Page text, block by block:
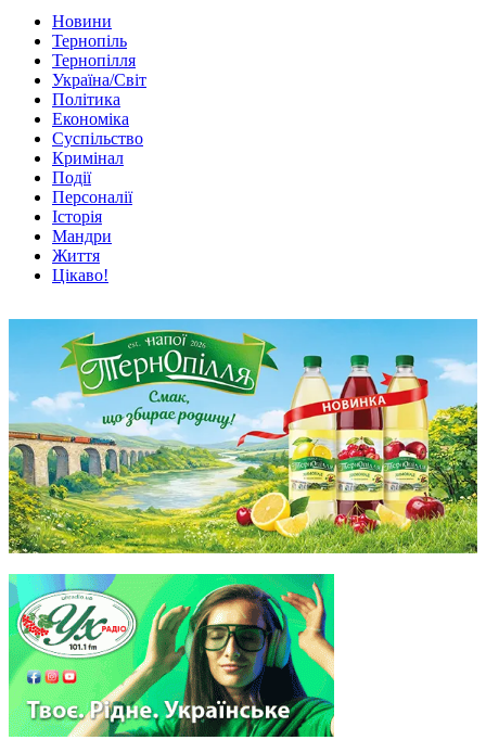
Новини
Тернопіль
Тернопілля
Україна/Світ
Політика
Економіка
Суспільство
Кримінал
Події
Персоналії
Історія
Мандри
Життя
Цікаво!